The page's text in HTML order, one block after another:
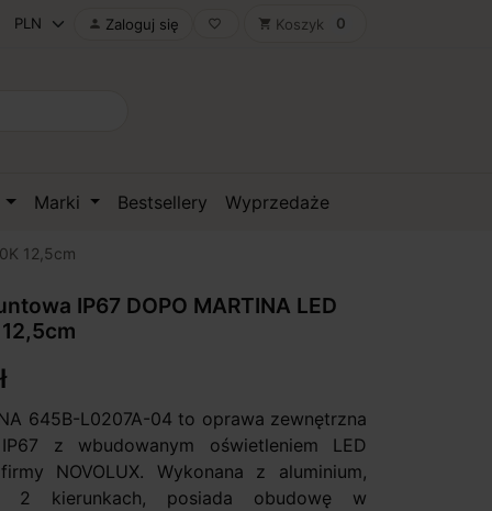
 Zaloguj się favorite_border shopping_cart Koszyk 0
Marki Bestsellery Wyprzedaże
12,5cm
IP67 DOPO MARTINA LED
645B-L0207A-04 to oprawa zewnętrzna
z wbudowanym oświetleniem LED
NOVOLUX. Wykonana z aluminium,
2 kierunkach, posiada obudowę w